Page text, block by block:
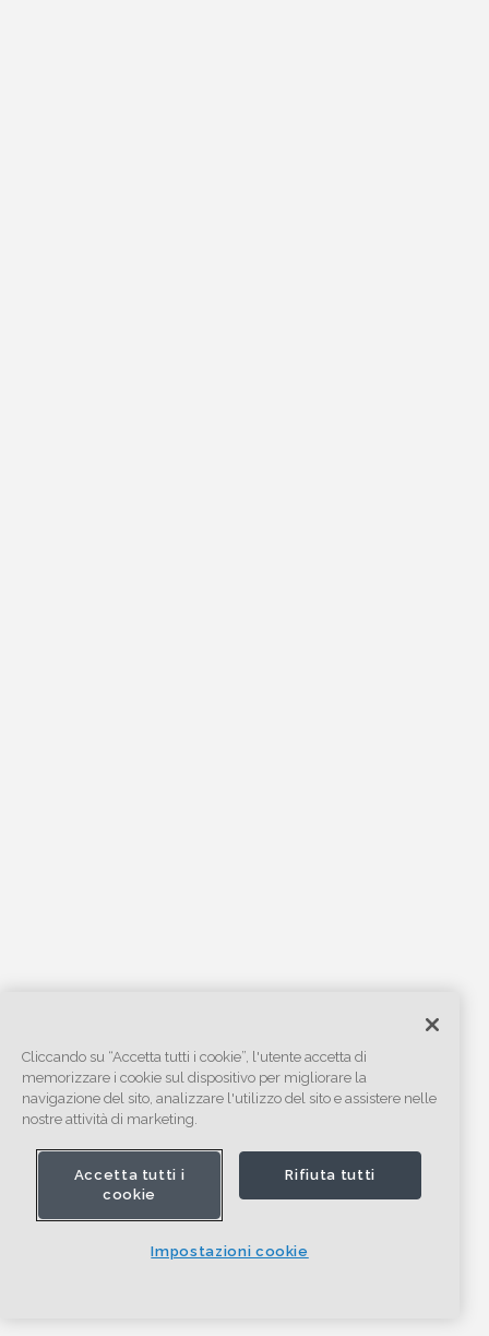
Cliccando su “Accetta tutti i cookie”, l'utente accetta di
memorizzare i cookie sul dispositivo per migliorare la
navigazione del sito, analizzare l'utilizzo del sito e assistere nelle
nostre attività di marketing.
Accetta tutti i
cookie
Rifiuta tutti
Impostazioni cookie